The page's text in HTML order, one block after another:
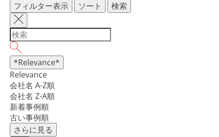
フィルター表示 ソート 検索
*Relevance*
Relevance
会社名 A-Z順
会社名 Z-A順
新着事例順
古い事例順
さらに見る